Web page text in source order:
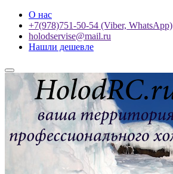
О нас
+7(978)751-50-54 (Viber, WhatsApp)
holodservise@mail.ru
Нашли дешевле